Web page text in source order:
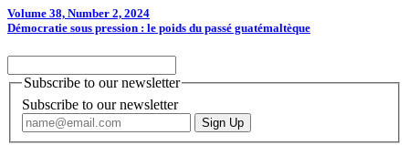
Volume 38, Number 2, 2024
Démocratie sous pression : le poids du passé guatémaltèque
Subscribe to our newsletter
Subscribe to our newsletter